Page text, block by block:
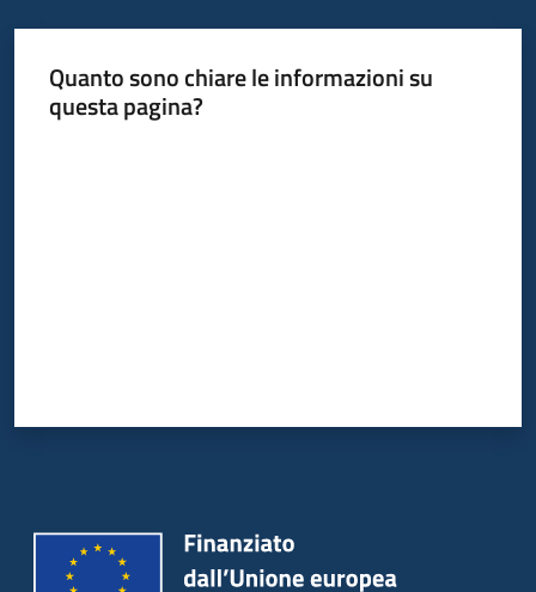
Quanto sono chiare le informazioni su
questa pagina?